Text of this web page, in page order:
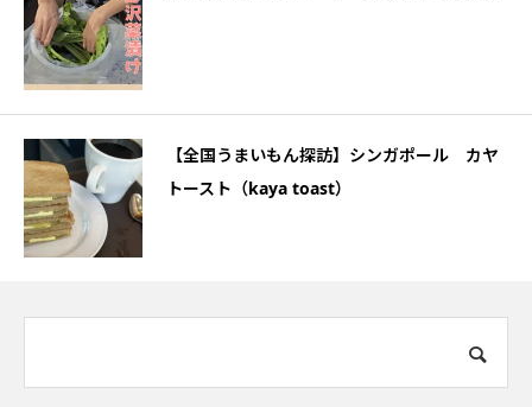
【全国うまいもん探訪】シンガポール カヤ
トースト（kaya toast）